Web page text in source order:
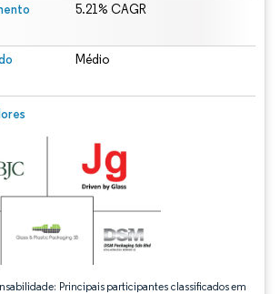
5.21% CAGR
Médio
Principais participantes classificados em
O reuso requer atribuição conforme CC BY 4.0.